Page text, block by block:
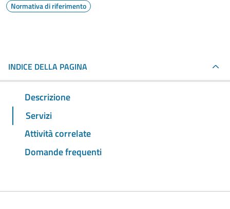
Normativa di riferimento
INDICE DELLA PAGINA
Descrizione
Servizi
Attività correlate
Domande frequenti